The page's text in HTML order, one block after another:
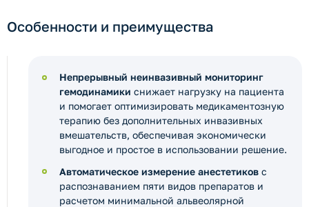
Особенности и преимущества
Непрерывный неинвазивный мониторинг
гемодинамики снижает нагрузку на пациента
и помогает оптимизировать медикаментозную
терапию без дополнительных инвазивных
вмешательств, обеспечивая экономически
выгодное и простое в использовании решение.
Автоматическое измерение анестетиков с
распознаванием пяти видов препаратов и
расчетом минимальной альвеолярной